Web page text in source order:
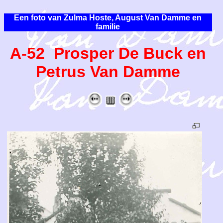
Een foto van Zulma Hoste, August Van Damme en
familie
A-52 Prosper De Buck en
Petrus Van Damme